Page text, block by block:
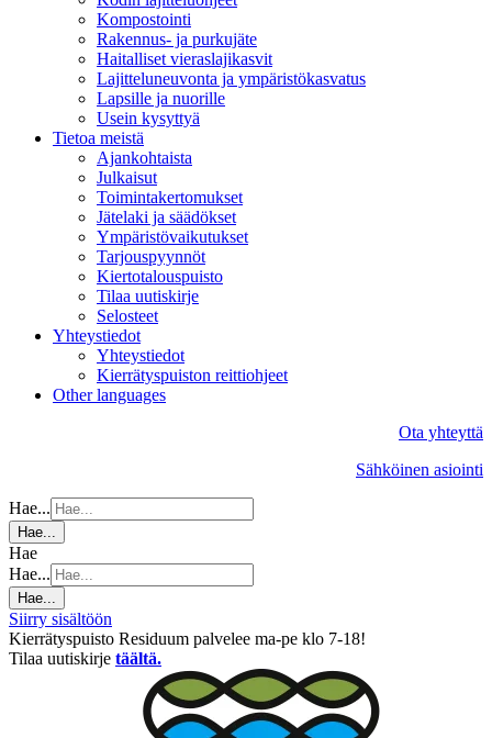
Kompostointi
Rakennus- ja purkujäte
Haitalliset vieraslajikasvit
Lajitteluneuvonta ja ympäristökasvatus
Lapsille ja nuorille
Usein kysyttyä
Tietoa meistä
Ajankohtaista
Julkaisut
Toimintakertomukset
Jätelaki ja säädökset
Ympäristövaikutukset
Tarjouspyynnöt
Kiertotalouspuisto
Tilaa uutiskirje
Selosteet
Yhteystiedot
Yhteystiedot
Kierrätyspuiston reittiohjeet
Other languages
Ota yhteyttä
Sähköinen asiointi
Hae...
Hae...
Hae
Hae...
Hae...
Siirry sisältöön
Kierrätyspuisto Residuum palvelee ma-pe klo 7-18!
Tilaa uutiskirje täältä.